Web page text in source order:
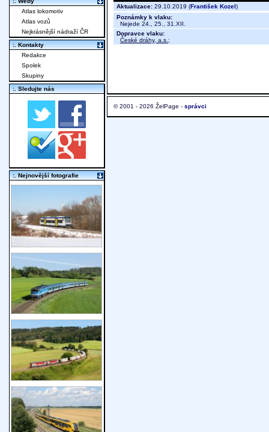
Aktualizace: 29.10.2019 (František Kozel)
Poznámky k vlaku:
Nejede 24., 25., 31.XII.
Dopravce vlaku:
České dráhy, a.s. ;
© 2001 - 2026 ŽelPage - správci
Atlas lokomotiv
Atlas vozů
Nejkrásnější nádraží ČR
:. Kontakty
Redakce
Spolek
Skupiny
:. Sledujte nás
:. Nejnovější fotografie